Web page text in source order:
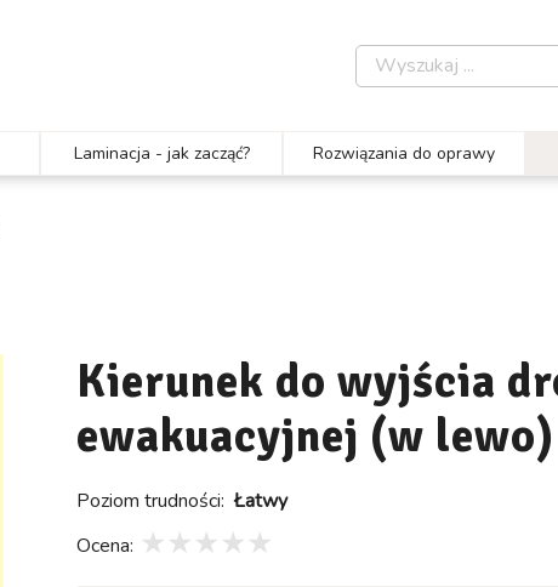
Laminacja - jak zacząć? Rozwiązania do oprawy
Kierunek do wyjścia
ewakuacyjnej (w lewo)
Poziom trudności:Łatwy
Ocena: